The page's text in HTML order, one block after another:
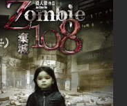
7 8 9 10
45